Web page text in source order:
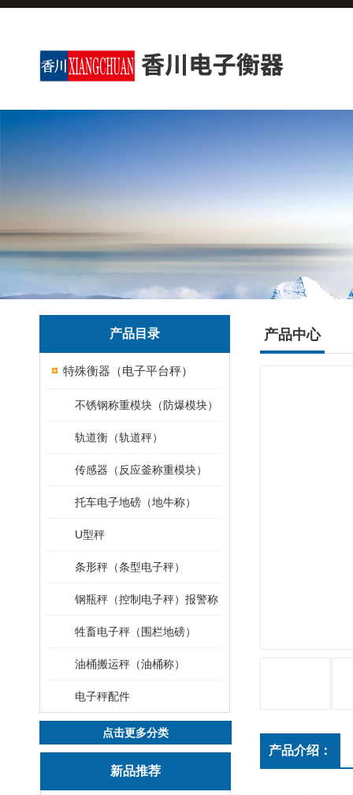
产品目录
特殊衡器（电子平台秤）
不锈钢称重模块（防爆模块）
轨道衡（轨道秤）
传感器（反应釜称重模块）
托车电子地磅（地牛称）
U型秤
条形秤（条型电子秤）
钢瓶秤（控制电子秤）报警称
牲畜电子秤（围栏地磅）
油桶搬运秤（油桶称）
电子秤配件
点击更多分类
新品推荐
产品中心
产品介绍：